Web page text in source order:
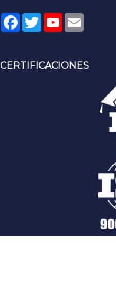
Facebook
TwitterYouTube
CERTIFICACIONES